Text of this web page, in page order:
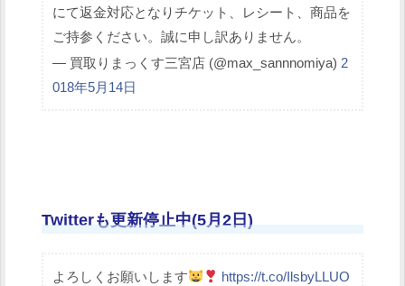
にて返金対応となりチケット、レシート、商品を
ご持参ください。誠に申し訳ありません。
— 買取りまっくす三宮店 (@max_sannnomiya) 2
018年5月14日
Twitterも更新停止中(5月2日)
よろしくお願いします
https://t.co/IlsbyLLUO